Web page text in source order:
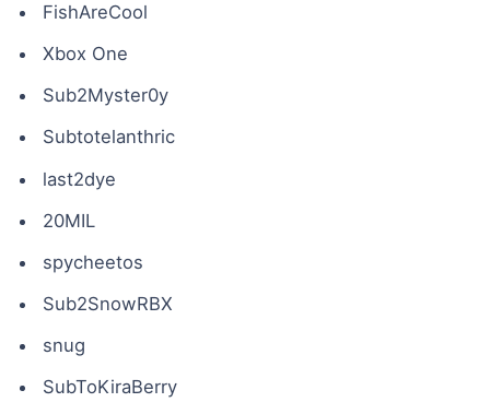
FishAreCool
Xbox One
Sub2Myster0y
Subtotelanthric
last2dye
20MIL
spycheetos
Sub2SnowRBX
snug
SubToKiraBerry